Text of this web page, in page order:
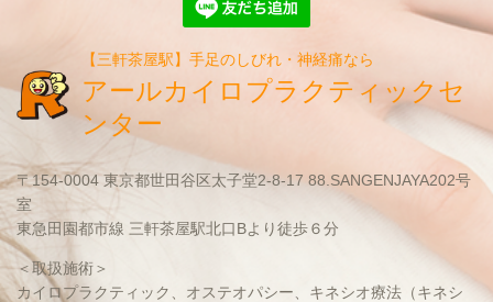
【三軒茶屋駅】手足のしびれ・神経痛なら
アールカイロプラクティックセ
ンター
〒154-0004 東京都世田谷区太子堂2-8-17 88.SANGENJAYA202号
室
東急田園都市線 三軒茶屋駅北口Bより徒歩６分
＜取扱施術＞
カイロプラクティック、オステオパシー、キネシオ療法（キネシ